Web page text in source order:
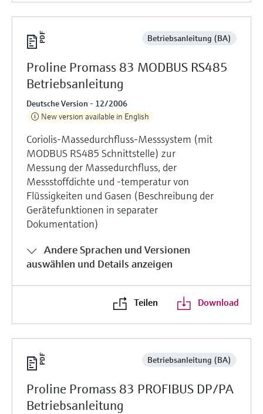
Betriebsanleitung (BA)
Proline Promass 83 MODBUS RS485
Betriebsanleitung
Deutsche Version - 12/2006
New version available in English
Coriolis-Massedurchfluss-Messsystem (mit
MODBUS RS485 Schnittstelle) zur
Messung der Massedurchfluss, der
Messstoffdichte und -temperatur von
Flüssigkeiten und Gasen (Beschreibung der
Gerätefunktionen in separater
Dokumentation)
Andere Sprachen und Versionen
auswählen und Details anzeigen
Teilen Download
Betriebsanleitung (BA)
Proline Promass 83 PROFIBUS DP/PA
Betriebsanleitung